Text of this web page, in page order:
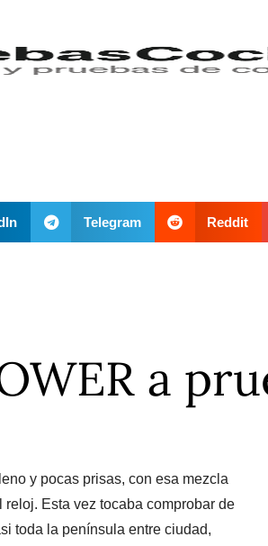
Telegram Reddit
a
y pocas prisas, con esa mezcla
Esta vez tocaba comprobar de
toda la península entre ciudad,